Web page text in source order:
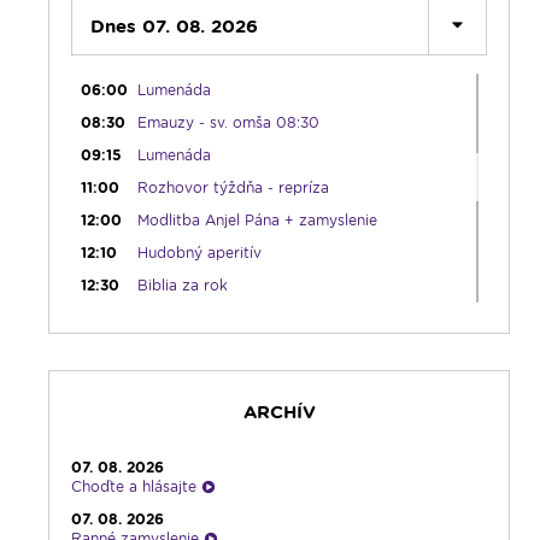
Dnes 07. 08. 2026
05:30
Choďte a hlásajte
05:45
Ranné chvály
06:00
Lumenáda
08:30
Emauzy - sv. omša 08:30
09:15
Lumenáda
11:00
Rozhovor týždňa - repríza
12:00
Modlitba Anjel Pána + zamyslenie
12:10
Hudobný aperitív
12:30
Biblia za rok
Emauzy - sv. omša 18:00
19:30
Vešpery
19:45
Rádio Vatikán - SK
ARCHÍV
07. 08. 2026
Choďte a hlásajte
07. 08. 2026